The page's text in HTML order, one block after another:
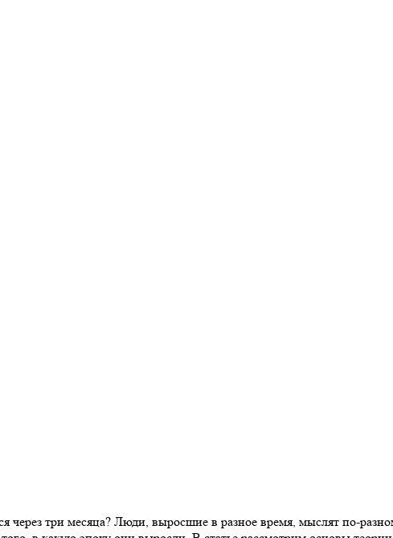
три месяца? Люди, выросшие в разное время, мыслят по-